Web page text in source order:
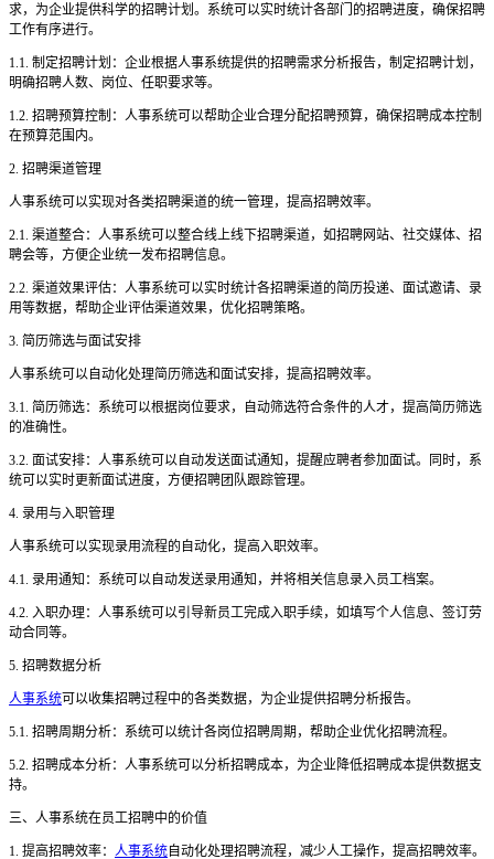
求，为企业提供科学的招聘计划。系统可以实时统计各部门的招聘进度，确保招聘
工作有序进行。
1.1. 制定招聘计划：企业根据人事系统提供的招聘需求分析报告，制定招聘计划，
明确招聘人数、岗位、任职要求等。
1.2. 招聘预算控制：人事系统可以帮助企业合理分配招聘预算，确保招聘成本控制
在预算范围内。
2. 招聘渠道管理
人事系统可以实现对各类招聘渠道的统一管理，提高招聘效率。
2.1. 渠道整合：人事系统可以整合线上线下招聘渠道，如招聘网站、社交媒体、招
聘会等，方便企业统一发布招聘信息。
2.2. 渠道效果评估：人事系统可以实时统计各招聘渠道的简历投递、面试邀请、录
用等数据，帮助企业评估渠道效果，优化招聘策略。
3. 简历筛选与面试安排
人事系统可以自动化处理简历筛选和面试安排，提高招聘效率。
3.1. 简历筛选：系统可以根据岗位要求，自动筛选符合条件的人才，提高简历筛选
的准确性。
3.2. 面试安排：人事系统可以自动发送面试通知，提醒应聘者参加面试。同时，系
统可以实时更新面试进度，方便招聘团队跟踪管理。
4. 录用与入职管理
人事系统可以实现录用流程的自动化，提高入职效率。
4.1. 录用通知：系统可以自动发送录用通知，并将相关信息录入员工档案。
4.2. 入职办理：人事系统可以引导新员工完成入职手续，如填写个人信息、签订劳
动合同等。
5. 招聘数据分析
人事系统可以收集招聘过程中的各类数据，为企业提供招聘分析报告。
5.1. 招聘周期分析：系统可以统计各岗位招聘周期，帮助企业优化招聘流程。
5.2. 招聘成本分析：人事系统可以分析招聘成本，为企业降低招聘成本提供数据支
持。
三、人事系统在员工招聘中的价值
1. 提高招聘效率： 人事系统自动化处理招聘流程，减少人工操作，提高招聘效率。